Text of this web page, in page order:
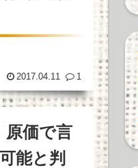
2017.04.11 1
原価で言
能と判